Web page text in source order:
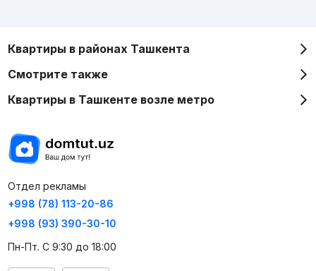
Квартиры в районах Ташкента
Смотрите также
Квартиры в Ташкенте возле метро
Отдел рекламы
+998 (78) 113-20-86
+998 (93) 390-30-10
Пн-Пт. С 9:30 до 18:00